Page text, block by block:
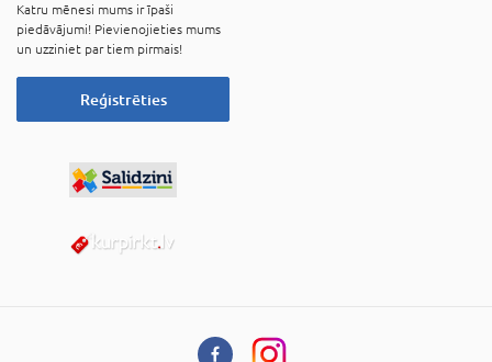
Katru mēnesi mums ir īpaši
piedāvājumi! Pievienojieties mums
un uzziniet par tiem pirmais!
Reģistrēties